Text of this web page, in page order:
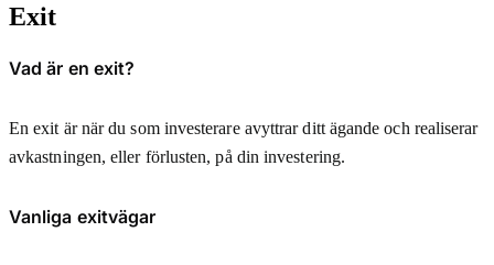
Exit
Vad är en exit?
En exit är när du som investerare avyttrar ditt ägande och realiserar
avkastningen, eller förlusten, på din investering.
Vanliga exitvägar